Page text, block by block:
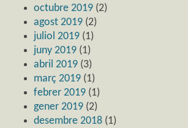
octubre 2019 (2)
agost 2019 (2)
juliol 2019 (1)
juny 2019 (1)
abril 2019 (3)
març 2019 (1)
febrer 2019 (1)
gener 2019 (2)
desembre 2018 (1)